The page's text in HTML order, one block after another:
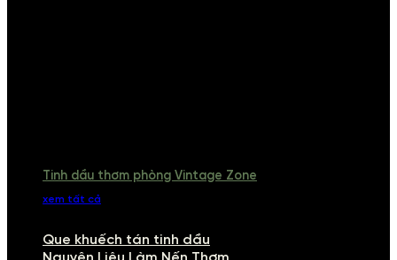
Tinh dầu thơm phòng Vintage Zone
xem tất cả
Que khuếch tán tinh dầu